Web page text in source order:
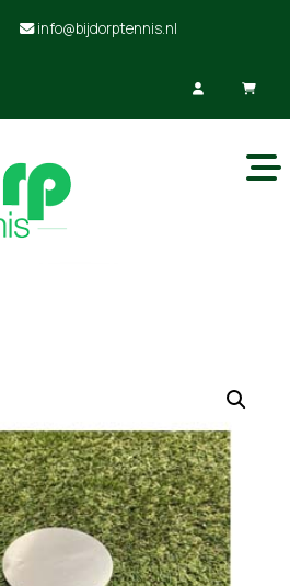
info@bijdorptennis.nl